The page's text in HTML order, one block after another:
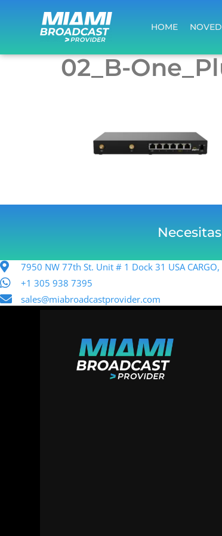
HOME
HOME
02_B-
7950 NW 77th St. Unit # 1 Dock 31 USA CARGO,
+1 305 938 7395
sales@miabroadcastprovider.com